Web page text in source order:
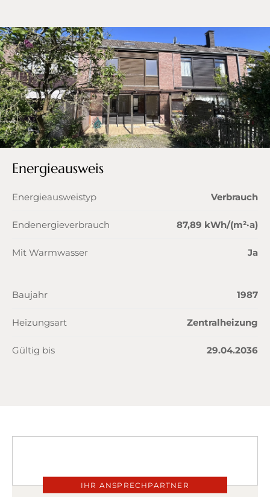
Energieausweis
Energieausweistyp Verbrauch
Endenergieverbrauch 87,89 kWh/(m²·a)
Mit Warmwasser Ja
Baujahr 1987
Heizungsart Zentralheizung
Gültig bis 29.04.2036
IHR ANSPRECHPARTNER